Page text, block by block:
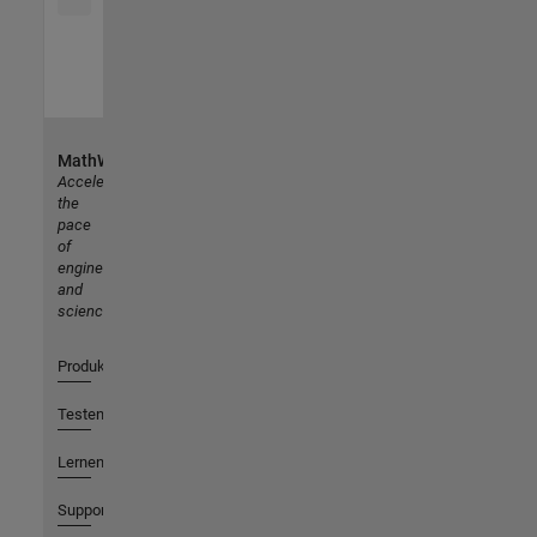
MathWorks
Accelerating
the
pace
of
engineering
and
science
Produkte
Testen oder Kaufen
Lernen
Support